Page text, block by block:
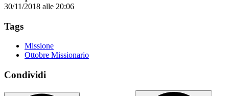
30/11/2018 alle 20:06
Tags
Missione
Ottobre Missionario
Condividi